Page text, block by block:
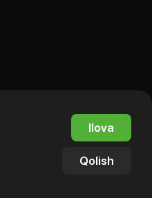
Ilova
Qolish